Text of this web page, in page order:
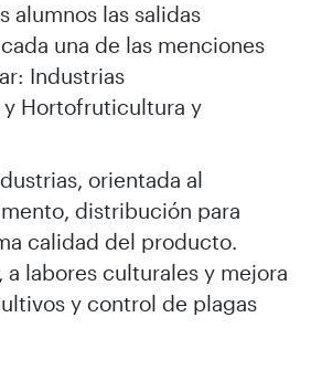
alumnos las salidas
una de las menciones
Industrias
Hortofruticultura y
orientada al
distribución para
calidad del producto.
labores culturales y mejora
y control de plagas